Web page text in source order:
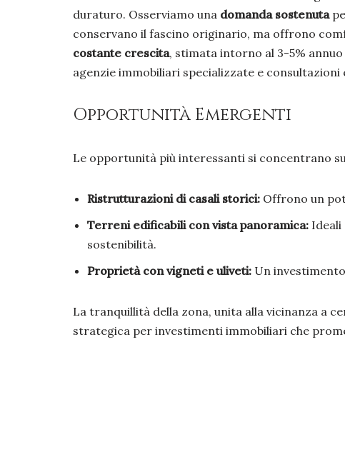
duraturo. Osserviamo una domanda sostenuta
conservano il fascino originario, ma offrono
costante crescita, stimata intorno al 3-5%
agenzie immobiliari specializzate e
Opportunità Emergenti
Le opportunità più interessanti si concentrano
Ristrutturazioni di casali storici: Offrono un
Terreni edificabili con vista panoramica: Ideali
sostenibilità.
Proprietà con vigneti e uliveti: Un
La tranquillità della zona, unita alla vicinanza a
strategica per investimenti immobiliari che